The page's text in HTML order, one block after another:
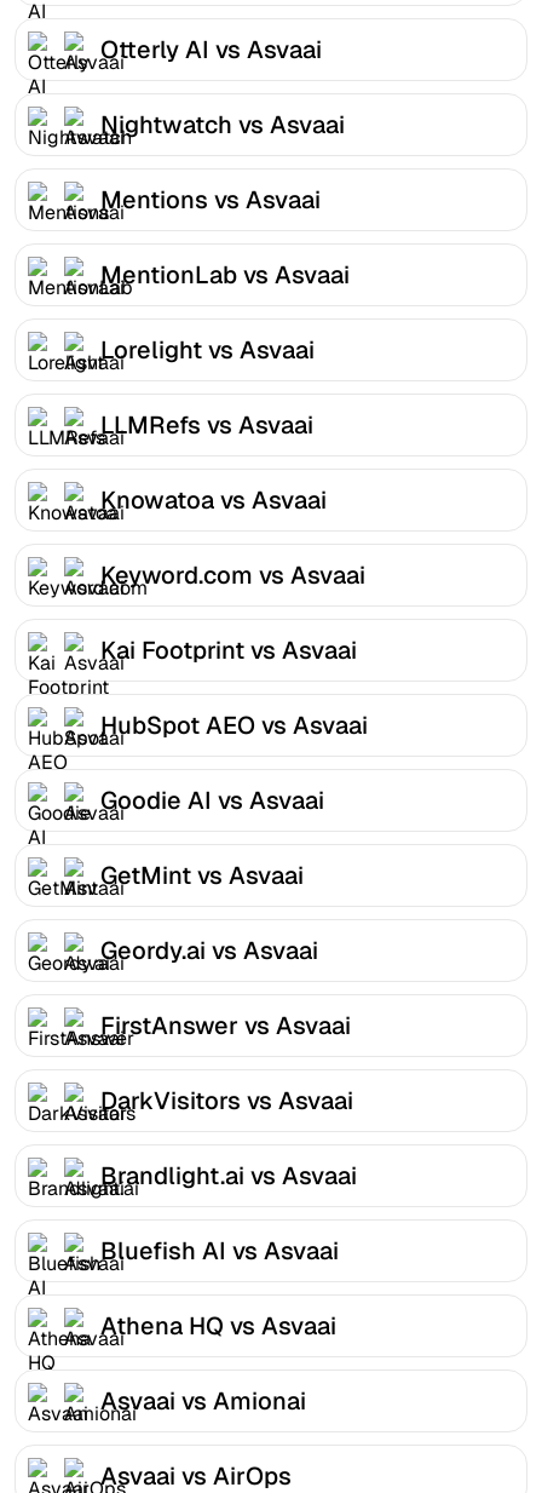
Otterly AI vs Asvaai
Nightwatch vs Asvaai
Mentions vs Asvaai
MentionLab vs Asvaai
Lorelight vs Asvaai
LLMRefs vs Asvaai
Knowatoa vs Asvaai
Keyword.com vs Asvaai
Kai Footprint vs Asvaai
HubSpot AEO vs Asvaai
Goodie AI vs Asvaai
GetMint vs Asvaai
Geordy.ai vs Asvaai
FirstAnswer vs Asvaai
DarkVisitors vs Asvaai
Brandlight.ai vs Asvaai
Bluefish AI vs Asvaai
Athena HQ vs Asvaai
Asvaai vs Amionai
Asvaai vs AirOps